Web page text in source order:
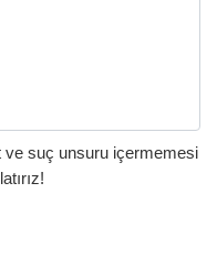
ve suç unsuru içermemesi